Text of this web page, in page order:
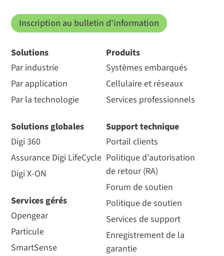
Inscription au bulletin d'information
Solutions
Par industrie
Par application
Par la technologie
Solutions globales
Digi 360
Assurance Digi LifeCycle
Digi X-ON
Services gérés
Opengear
Particule
SmartSense
Produits
Systèmes embarqués
Cellulaire et réseaux
Services professionnels
Support technique
Portail clients
Politique d'autorisation
de retour (RA)
Forum de soutien
Politique de soutien
Services de support
Enregistrement de la
garantie